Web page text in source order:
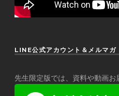
LINE公式アカウント＆メルマガ
先生限定版では、資料や動画お